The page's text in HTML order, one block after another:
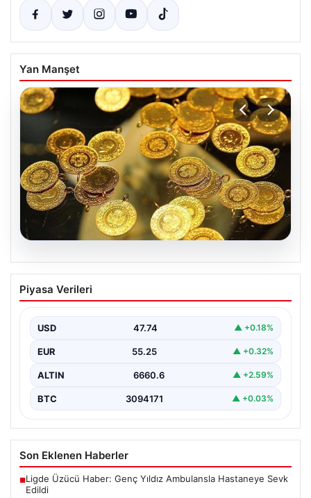
Yan Manşet
Altın fiyatları canlı 7 Nisan 2026: Altın
fiyatları bugün ne kadar oldu?
Piyasa Verileri
USD 47.74 ▲ +0.18%
EUR 55.25 ▲ +0.32%
ALTIN 6660.6 ▲ +2.59%
BTC 3094171 ▲ +0.03%
Son Eklenen Haberler
■Ligde Üzücü Haber: Genç Yıldız Ambulansla Hastaneye Sevk
Edildi